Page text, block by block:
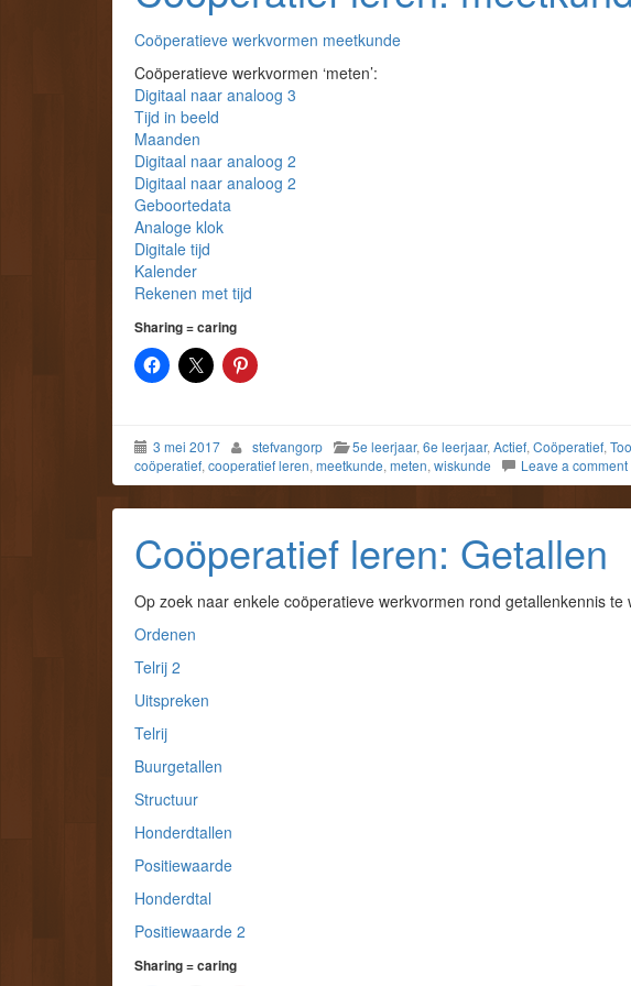
Coöperatieve werkvormen meetkunde
Coöperatieve werkvormen ‘meten’:
Digitaal naar analoog 3
Tijd in beeld
Maanden
Digitaal naar analoog 2
Digitaal naar analoog 2
Geboortedata
Analoge klok
Digitale tijd
Kalender
Rekenen met tijd
Sharing = caring
3 mei 2017 stefvangorp 5e leerjaar, 6e leerjaar, Actief, Coöperatief,
coöperatief, cooperatief leren, meetkunde, meten, wiskunde Leave a comment
Coöperatief leren: Getallen
Op zoek naar enkele coöperatieve werkvormen rond getallenkennis te
Ordenen
Telrij 2
Uitspreken
Telrij
Buurgetallen
Structuur
Honderdtallen
Positiewaarde
Honderdtal
Positiewaarde 2
Sharing = caring